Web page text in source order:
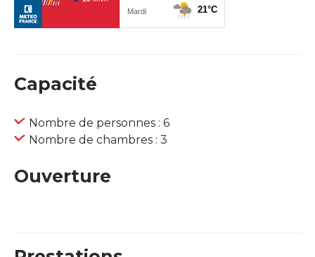
Capacité
Nombre de personnes : 6
Nombre de chambres : 3
Ouverture